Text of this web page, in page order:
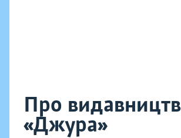
Про
«Джура»